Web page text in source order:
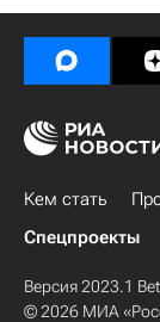
Кем стать
Спецпроекты
Версия 2023.1
© 2026 МИА